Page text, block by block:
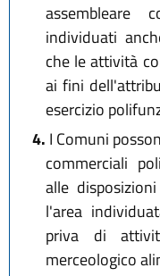
assembleare
individuati
che le attività
ai fini
esercizio
4. I Comuni
commerciali
alle
l'area
priva di
merceologico